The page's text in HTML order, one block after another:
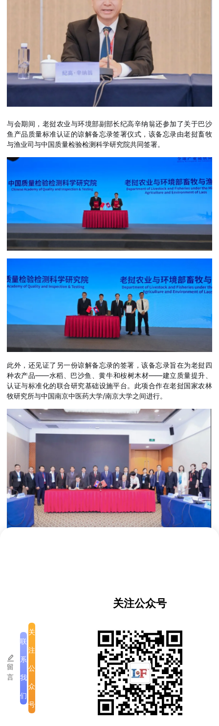
与会期间，老挝农业与环境部副部长纪高辛纳翁还参加了关于巴沙
鱼产品质量标准认证的谅解备忘录签署仪式，该备忘录由老挝畜牧
与渔业司与中国质量检验检测科学研究院共同签署。
此外，还见证了另一份谅解备忘录的签署，该备忘录旨在为老挝四
种农产品——水稻、巴沙鱼、黄牛和桉树木材——建立质量提升、
认证与标准化的联合研究基础设施平台。此项合作在老挝国家农林
牧研究所与中国南京中医药大学/南京大学之间进行。
留
言
联
系
我
们
关
注
公
众
号
关注公众号